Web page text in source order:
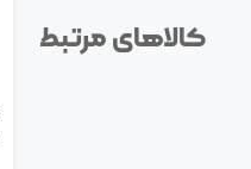
کالاهای مرتبط